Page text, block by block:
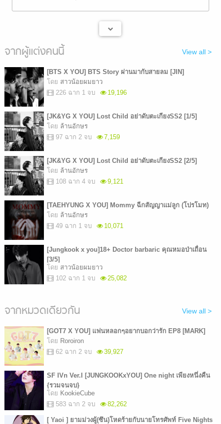
จากผู้แต่งคนนี้ View all >
[BTS X YOU] BTS Story ผ่านมากับสายลม [JIN]
โดย สาวน้อยผมยาว
226 ฉาก 1 จบ
19,196
[JK&YG X YOU] Lost Child อย่าดับตะเกียงSS2 [1/5]
โดย ล้านอักษร
97 ฉาก 2 จบ
7,159
[JK&YG X YOU] Lost Child อย่าดับตะเกียงSS2 [2/5]
โดย ล้านอักษร
108 ฉาก 4 จบ
9,121
[TAEHYUNG X YOU] Mommy ฉีกสัญญาแม่ลูก (โปรโมท)
โดย ล้านอักษร
49 ฉาก 1 จบ
10,071
[Jungkook x you]18+ Doctor barbaric คุณหมอป่าเถื่อน
[3/5]
โดย สาวน้อยผมยาว
102 ฉาก 1 จบ
25,082
จากหมวดเดียวกัน View all >
[GOT7 X YOU] แฟนหลอกๆอยากบอกว่ารัก EP8 [MARK]
โดย Roroiron
62 ฉาก 2 จบ
39,927
SF IVn Ver.I [JUNGKOOKxYOU] One night เพียงหนึ่งคืน
{รวมจนจบ}
โดย KookieCube
583 ฉาก 2 จบ
82,262
[ Yaoi ] ยามม่วงผู้(ซึน)โหดร้ายกับนายโทรศัพท์ Five Nights